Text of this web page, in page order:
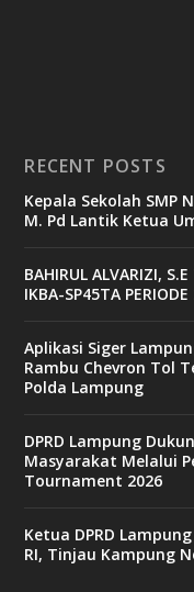
RECENT POSTS
Kepala Sekolah SMP
M. Pd Lantik Ketua
BAHIRUL ALVARIZI,
IKBA-SP45TA
Aplikasi Siger
Rambu Chevron Tol
Polda Lampung
DPRD Lampung
Masyarakat Melalui
Tournament 2026
Ketua DPRD
RI, Tinjau Kampung